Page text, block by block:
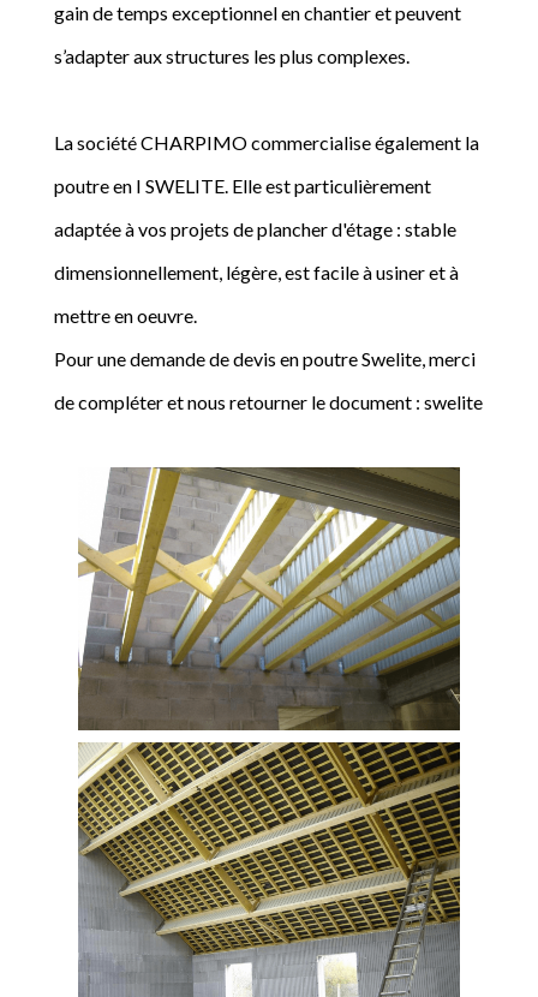
gain de temps exceptionnel en chantier et peuvent
s’adapter aux structures les plus complexes.
La société CHARPIMO commercialise également la
poutre en I SWELITE. Elle est particulièrement
adaptée à vos projets de plancher d'étage : stable
dimensionnellement, légère, est facile à usiner et à
mettre en oeuvre.
Pour une demande de devis en poutre Swelite, merci
de compléter et nous retourner le document : swelite